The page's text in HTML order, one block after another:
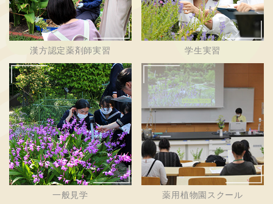
漢方認定薬剤師実習 学生実習
一般見学 薬用植物園スクール